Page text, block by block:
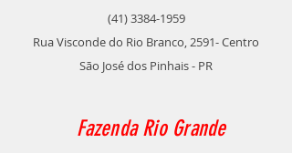
(41) 3384-1959
Rua Visconde do Rio Branco, 2591- Centro
São José dos Pinhais - PR
Fazenda Rio Grande